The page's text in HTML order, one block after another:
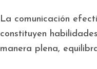
La comunicación efectiva y la asertividad
constituyen
manera plena,